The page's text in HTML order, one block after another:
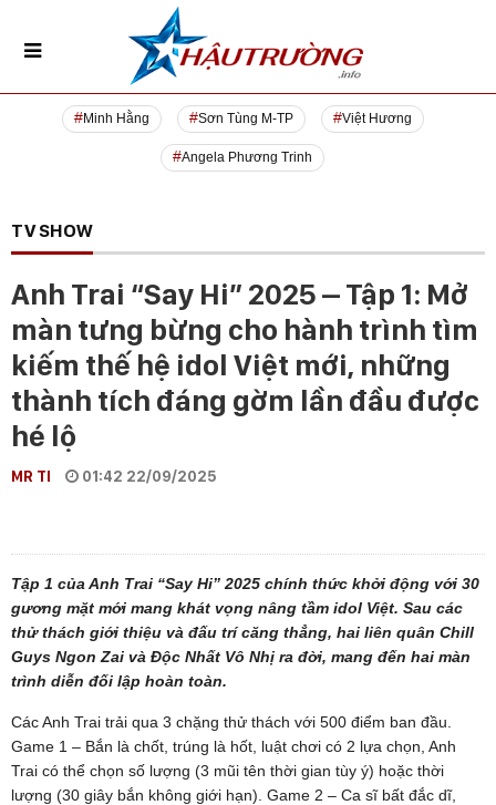
Minh Hằng Sơn Tùng M-TP Việt Hương
Angela Phương Trinh
TV SHOW
Anh Trai “Say Hi” 2025 – Tập 1: Mở
màn tưng bừng cho hành trình tìm
kiếm thế hệ idol Việt mới, những
thành tích đáng gờm lần đầu được
hé lộ
MR TI 01:42 22/09/2025
Tập 1 của Anh Trai “Say Hi” 2025 chính thức khởi động với 30
gương mặt mới mang khát vọng nâng tầm idol Việt. Sau các
thử thách giới thiệu và đấu trí căng thẳng, hai liên quân Chill
Guys Ngon Zai và Độc Nhất Vô Nhị ra đời, mang đến hai màn
trình diễn đối lập hoàn toàn.
Các Anh Trai trải qua 3 chặng thử thách với 500 điểm ban đầu.
Game 1 – Bắn là chốt, trúng là hốt, luật chơi có 2 lựa chọn, Anh
Trai có thể chọn số lượng (3 mũi tên thời gian tùy ý) hoặc thời
lượng (30 giây bắn không giới hạn). Game 2 – Ca sĩ bất đắc dĩ,